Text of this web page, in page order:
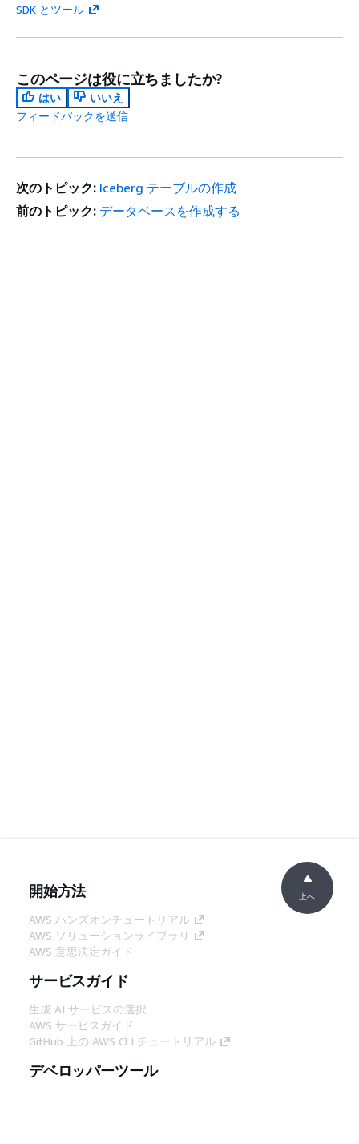
SDK とツール
このページは役に立ちましたか?
はい
いいえ
フィードバックを送信
次のトピック: Iceberg テーブルの作成
前のトピック: データベースを作成する
開始方法
AWS ハンズオンチュートリアル
AWS ソリューションライブラリ
AWS 意思決定ガイド
サービスガイド
生成 AI サービスの選択
AWS サービスガイド
GitHub 上の AWS CLI チュートリアル
デベロッパーツール
上へ